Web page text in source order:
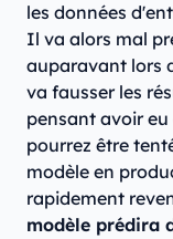
les données
Il va alors mal
auparavant lors
va fausser les
pensant avoir
pourrez être
modèle en
rapidement
modèle prédira